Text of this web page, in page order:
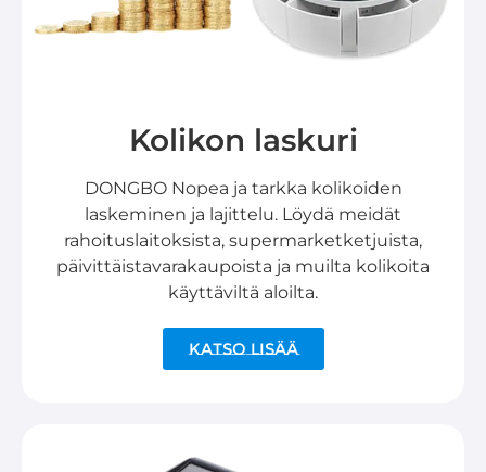
Kolikon laskuri
DONGBO Nopea ja tarkka kolikoiden
laskeminen ja lajittelu. Löydä meidät
rahoituslaitoksista, supermarketketjuista,
päivittäistavarakaupoista ja muilta kolikoita
käyttäviltä aloilta.
Katso lisää